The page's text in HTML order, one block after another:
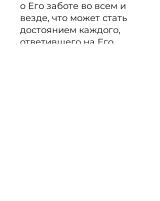
о Его заботе во всем и
везде, что может стать
достоянием каждого,
ответившего на Его